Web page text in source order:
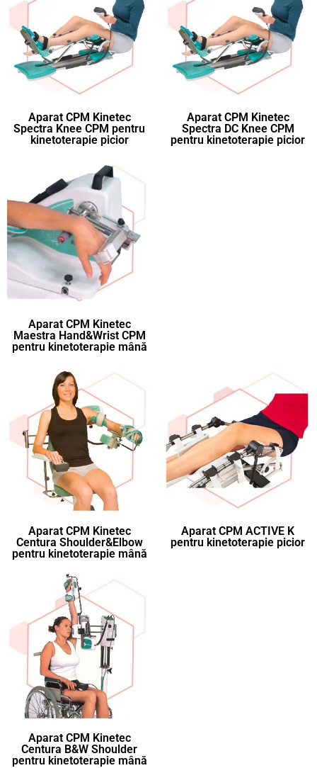
Aparat CPM Kinetec
Spectra Knee CPM pentru
kinetoterapie picior
Aparat CPM Kinetec
Spectra DC Knee CPM
pentru kinetoterapie picior
Aparat CPM Kinetec
Maestra Hand&Wrist CPM
pentru kinetoterapie mână
Aparat CPM Kinetec
Centura Shoulder&Elbow
pentru kinetoterapie mână
Aparat CPM ACTIVE K
pentru kinetoterapie picior
Aparat CPM Kinetec
Centura B&W Shoulder
pentru kinetoterapie mână